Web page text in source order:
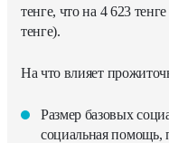
тенге, что на 4 623
тенге).
На что влияет
Размер базовых
социальная помощь,